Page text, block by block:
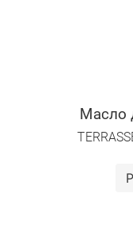
Масло